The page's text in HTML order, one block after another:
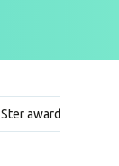
Ster awards